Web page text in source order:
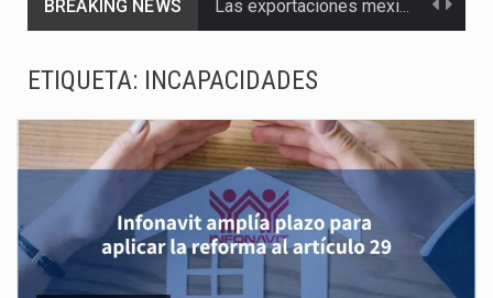
BREAKING NEWS Las exportaciones mexicanas de vehículos ligeros disminuyeron 9.67 % en julio a tasa anual, alcanzando…
Solo el 17.8 % de las empresas en México se considera totalmente preparada para la…
ETIQUETA: INCAPACIDADES